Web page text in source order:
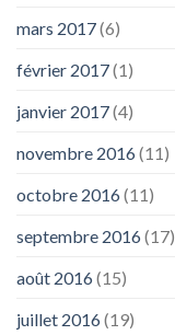
mars 2017(6)
février 2017(1)
janvier 2017(4)
novembre 2016(11)
octobre 2016(11)
septembre 2016(17)
août 2016(15)
juillet 2016(19)